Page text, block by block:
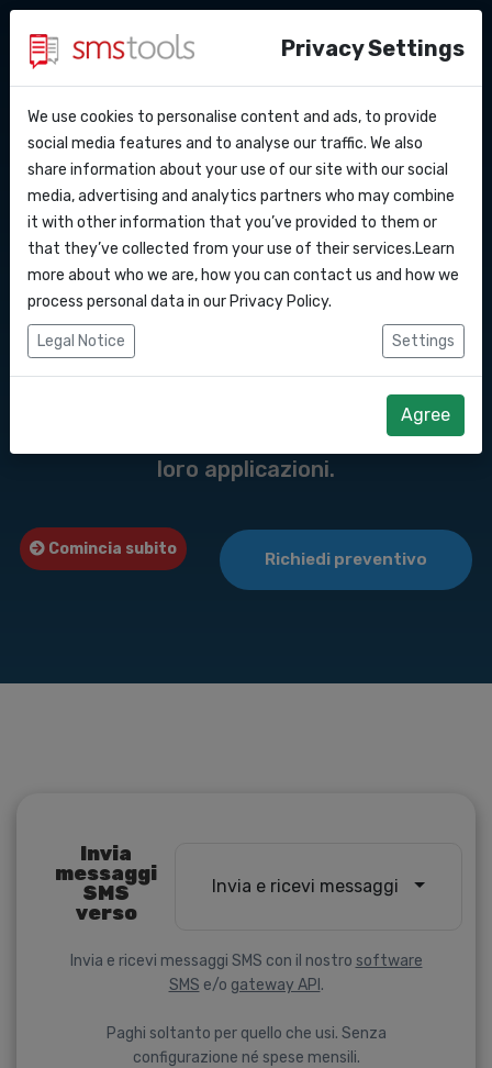
API Docs
Webhooks
Integrazioni
Zapier
Perche’ smstools?
Blog
Accordo del livello di servizio
Contatti
Richiedi un preventivo
Messaggi API del
gateway SMS verso il
Un'API SMS è un'interfaccia di
programmazione delle applicazioni
(Application Programming Interface) che
consente ai programmatori di integrare
l'invio e la ricezione di messaggi SMS nelle
loro applicazioni.
Comincia subito
Richiedi preventivo
Invia
messaggi
SMS
verso
Invia e ricevi messaggi
Invia e ricevi messaggi SMS con il nostro software
SMS e/o gateway API .
Paghi soltanto per quello che usi. Senza
configurazione né spese mensili.
Privacy Settings
We use cookies to personalise content and ads, to provide
social media features and to analyse our traffic. We also
share information about your use of our site with our social
media, advertising and analytics partners who may combine
it with other information that you’ve provided to them or
that they’ve collected from your use of their services.Learn
more about who we are, how you can contact us and how we
process personal data in our Privacy Policy.
Legal Notice Settings
Agree